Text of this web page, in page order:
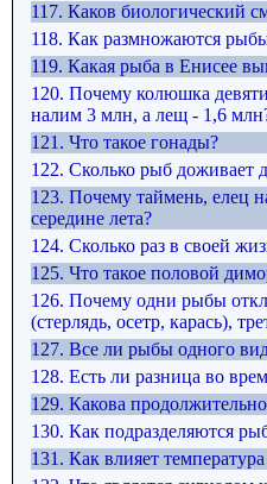
117. Каков биологический
118. Как размножаются
119. Какая рыба в Енисее
120. Почему колюшка
налим 3 млн, а лещ - 1,6
121. Что такое гонады?
122. Сколько рыб доживает
123. Почему таймень, елец
середине лета?
124. Сколько раз в своей
125. Что такое половой
126. Почему одни рыбы
(стерлядь, осетр, карась),
127. Все ли рыбы одного
128. Есть ли разница во
129. Какова
130. Как подразделяются
131. Как влияет